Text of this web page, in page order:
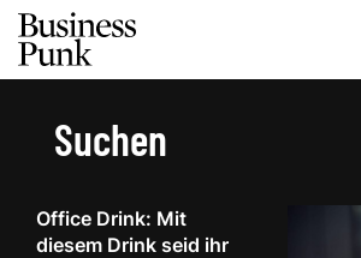
Suchen
Office Drink: Mit
diesem Drink seid ihr